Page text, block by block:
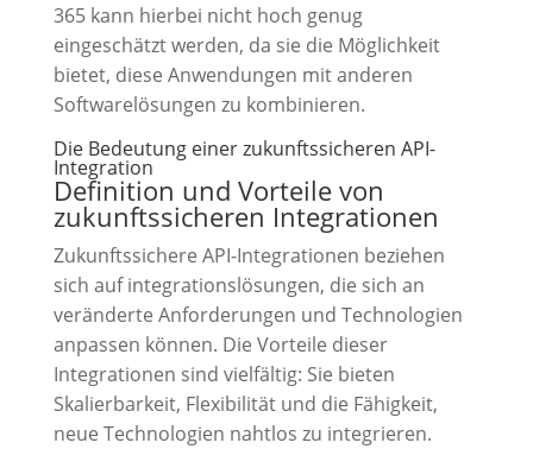
365 kann hierbei nicht hoch genug
eingeschätzt werden, da sie die Möglichkeit
bietet, diese Anwendungen mit anderen
Softwarelösungen zu kombinieren.
Die Bedeutung einer zukunftssicheren API-
Integration
Definition und Vorteile von
zukunftssicheren Integrationen
Zukunftssichere API-Integrationen beziehen
sich auf integrationslösungen, die sich an
veränderte Anforderungen und Technologien
anpassen können. Die Vorteile dieser
Integrationen sind vielfältig: Sie bieten
Skalierbarkeit, Flexibilität und die Fähigkeit,
neue Technologien nahtlos zu integrieren.